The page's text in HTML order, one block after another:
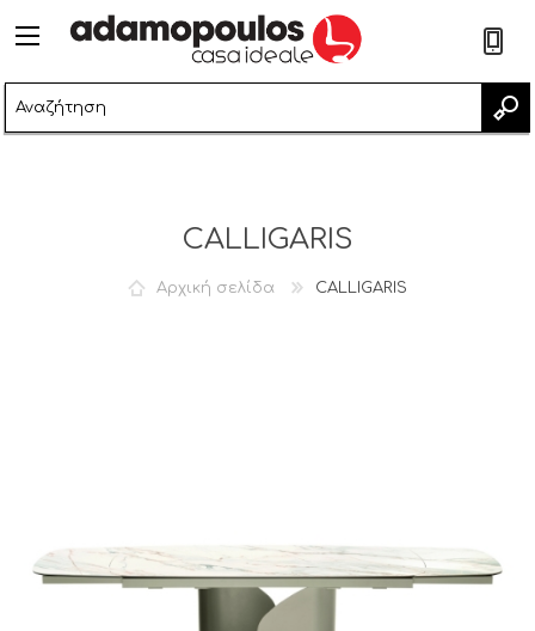
CALLIGARIS
Αρχική σελίδα CALLIGARIS